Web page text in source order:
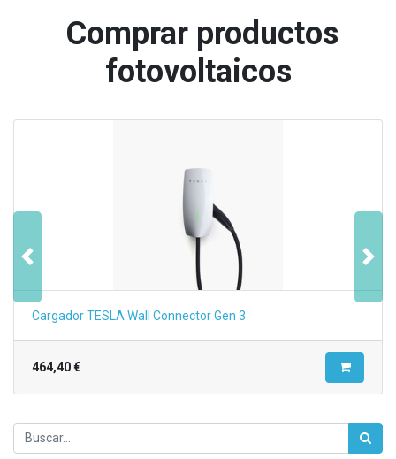
Comprar productos
fotovoltaicos
Cargador TESLA Wall Connector Gen 3
464,40€
Anterior